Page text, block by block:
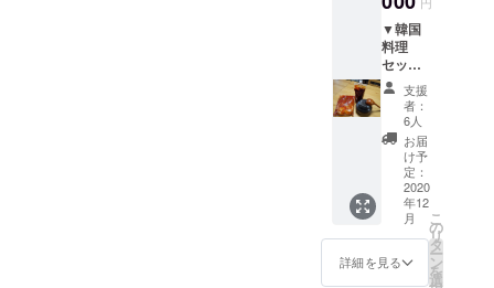
きまし
たリ
ターン
です。
●『迷彩
トート
（大）
』通常
3,000円
30個の
茨城弁
をアイ
コン化
した人
気のス
ケーキ
▼お礼
のお手
紙 真心
を込め
たお礼
の手紙
ととも
に、メ
イズム
ランド
のオリ
ジナル
グッズ
一式
▼韓国
料理
セット
●バー
ベ
キュー
マイス
ターが
作る
バーベ
キュー
ソース
500cc
よっ
こら
支援
者：
6人
お届
け予
定：
2020
年12
月
詳細を見る
こ
の
リ
タ
ー
ン
を
選